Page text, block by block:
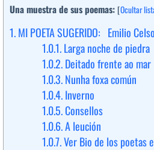
Una muestra de sus poemas: [Ocultar
1.MI POETA SUGERIDO: Emilio
1.0.1.Larga noche de piedra
1.0.2.Deitado frente ao mar
1.0.3.Nunha foxa común
1.0.4.Inverno
1.0.5.Consellos
1.0.6.A leución
1.0.7.Ver Bio de los poetas